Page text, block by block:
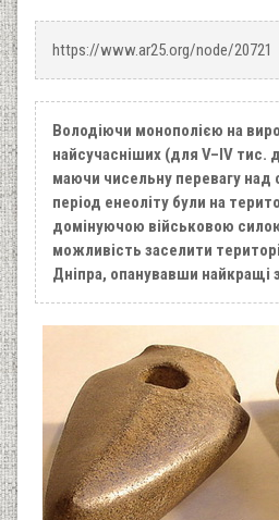
https://www.ar25.org/node/20721
Володіючи монополією на
найсучасніших (для V–IV тис.
маючи чисельну перевагу над
період енеоліту були на
домінуючою військовою
можливість заселити
Дніпра, опанувавши найкращі